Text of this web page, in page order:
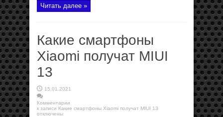
Читать далее »
Какие смартфоны
Xiaomi получат MIUI
13
15.01.2021
Комментарии
к записи Какие смартфоны Xiaomi получат MIUI 13
отключены